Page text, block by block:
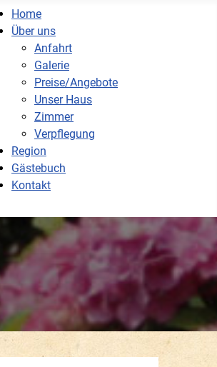
Home
Über uns
Anfahrt
Galerie
Preise/Angebote
Unser Haus
Zimmer
Verpflegung
Region
Gästebuch
Kontakt